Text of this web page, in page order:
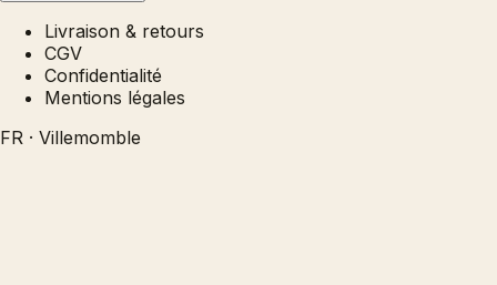
Livraison & retours
CGV
Confidentialité
Mentions légales
FR · Villemomble